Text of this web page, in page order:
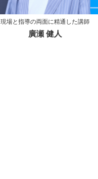
現場と指導の両面に精通した講師
廣瀬 健人